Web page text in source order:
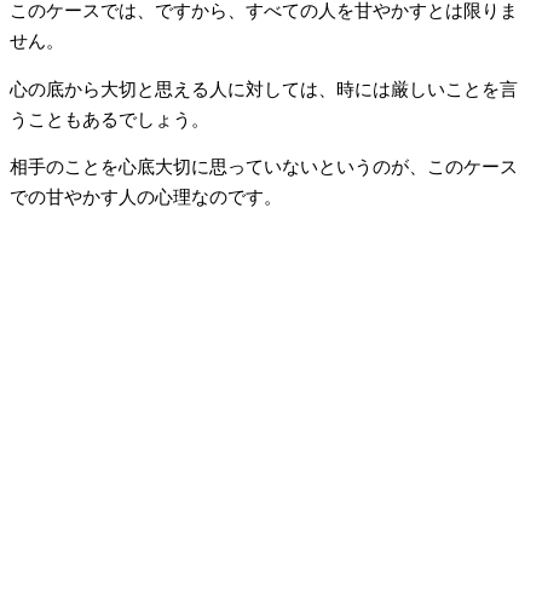
このケースでは、ですから、すべての人を甘やかすとは限りま
せん。
心の底から大切と思える人に対しては、時には厳しいことを言
うこともあるでしょう。
相手のことを心底大切に思っていないというのが、このケース
での甘やかす人の心理なのです。